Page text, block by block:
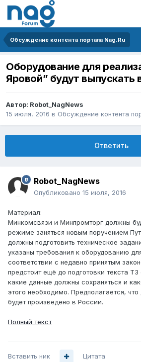
Обсуждение контента портала Nag.Ru
Оборудование для
Яровой” будут выпускать
Автор: Robot_NagNews
15 июля, 2016 в Обсуждение контента
Ответить
Robot_NagNews
Опубликовано 15 июля, 2016
Материал:
Минкомсвязи и Минпромторг должны
режиме заняться новым поручением
должны подготовить техническое
указаны требования к оборудованию
соответствии с недавно принятым
предстоит ещё до подготовки текста
какие данные должны сохраняться и
этого необходимо. Предполагается,
будет произведено в России.
Полный текст
Вставить ник Цитата